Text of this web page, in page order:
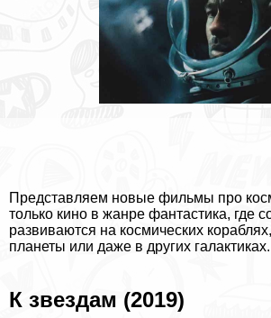
Представляем новые фильмы про
только кино в жанре фантастика, где
развиваются на космических
планеты или даже в других галактиках.
К звездам (2019)